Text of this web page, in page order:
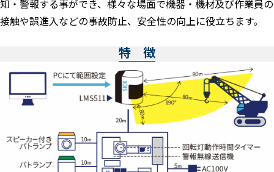
知・警報する事ができ、様々な場面で機器・機材及び作業員の
接触や誤進入などの事故防止、安全性の向上に役立ちます。
特 徴